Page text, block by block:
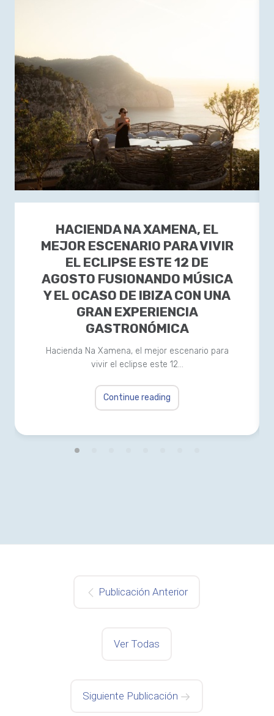
HACIENDA NA XAMENA, EL
MEJOR ESCENARIO PARA VIVIR
EL ECLIPSE ESTE 12 DE
AGOSTO FUSIONANDO MÚSICA
Y EL OCASO DE IBIZA CON UNA
GRAN EXPERIENCIA
GASTRONÓMICA
Hacienda Na Xamena, el mejor escenario para
vivir el eclipse este 12…
Continue reading
Publicación Anterior
Ver Todas
Siguiente Publicación